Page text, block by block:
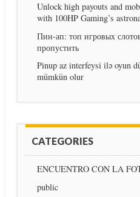
Unlock high payouts and
with 100HP Gaming’s
Пин-ап: топ игровых
пропустить
Pinup az interfeysi ilə oyun
mümkün olur
CATEGORIES
ENCUENTRO CON LA
public